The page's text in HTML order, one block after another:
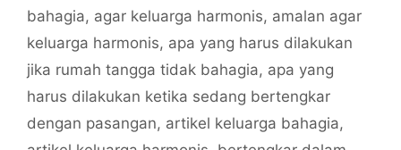
bahagia, agar keluarga harmonis, amalan agar
keluarga harmonis, apa yang harus dilakukan
jika rumah tangga tidak bahagia, apa yang
harus dilakukan ketika sedang bertengkar
dengan pasangan, artikel keluarga bahagia,